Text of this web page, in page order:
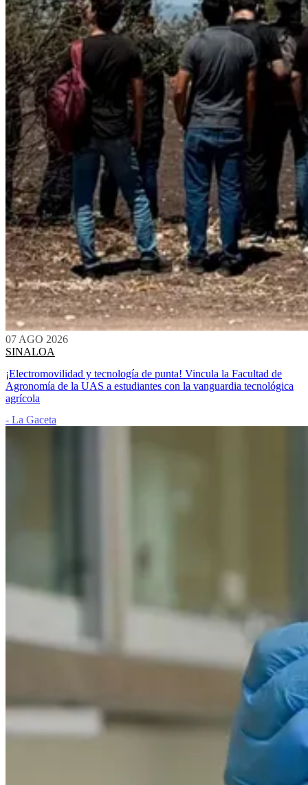
07 AGO 2026
SINALOA
¡Electromovilidad y tecnología de punta! Vincula la Facultad de
Agronomía de la UAS a estudiantes con la vanguardia tecnológica
agrícola
- La Gaceta